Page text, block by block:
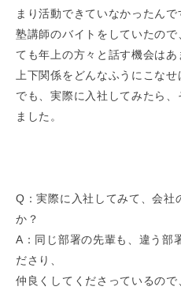
まり活動できていなかったんで
塾講師のバイトをしていたので
ても年上の方々と話す機会はあ
上下関係をどんなふうにこな
でも、実際に入社してみたら
ました。
Q：実際に入社してみて、会社
か？
A：同じ部署の先輩も、違う部
ださり、
仲良くしてくださっているので